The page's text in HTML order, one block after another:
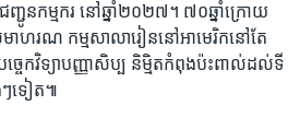
ជូនកម្មករ នៅឆ្នាំ២០២៧។ ៧០ឆ្នាំក្រោយ
ាហរណ កម្មសាលារៀននៅអាមេរិកនៅតែ
ច្ចេកវិទ្យាបញ្ញាសិប្ប និម្មិតកំពុងប៉ះពាល់ដល់ទី
ងៗទៀត៕